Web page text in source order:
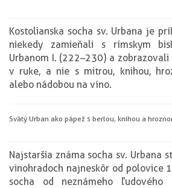
Kostolianska socha sv. Urbana je
niekedy zamieňali s rímskym
Urbanom I. (222–230) a
v ruke, a nie s mitrou, knihou,
alebo nádobou na víno.
Svätý Urban ako pápež s berlou, knihou a
Najstaršia známa socha sv. Urbana
vinohradoch najneskôr od polovice
socha od neznámeho ľudového